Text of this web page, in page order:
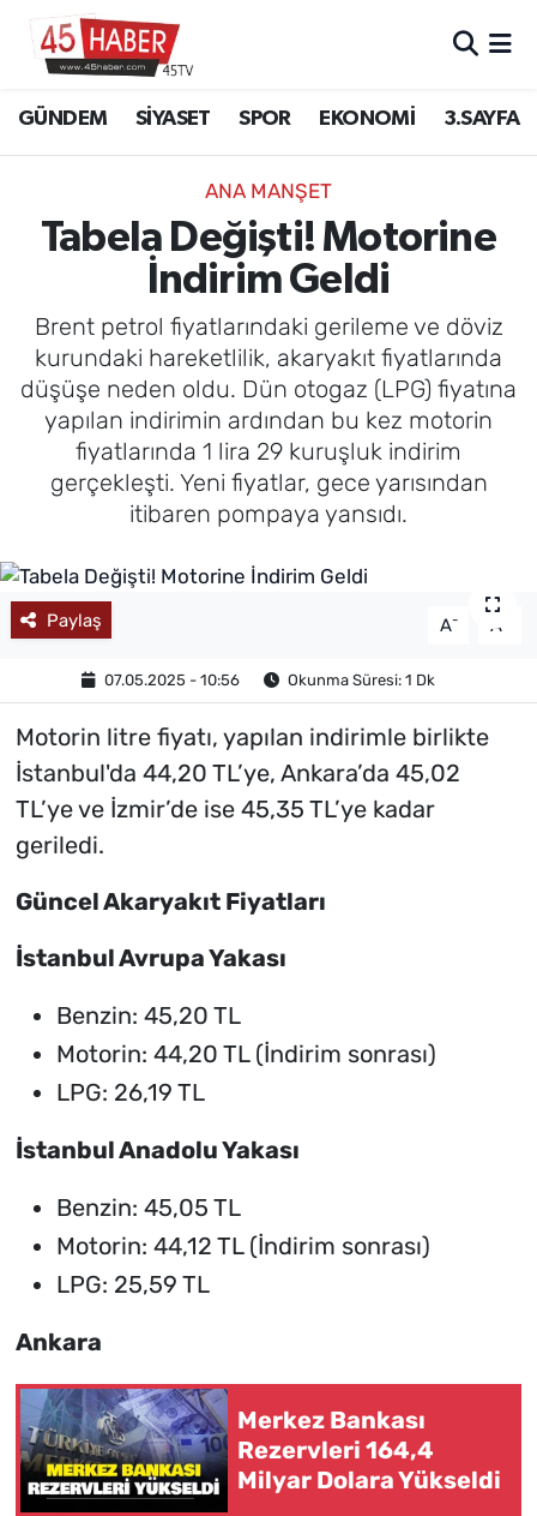
GÜNDEM SİYASET SPOR EKONOMİ 3.SAYFA
ANA MANŞET
Tabela Değişti! Motorine
İndirim Geldi
Brent petrol fiyatlarındaki gerileme ve döviz
kurundaki hareketlilik, akaryakıt fiyatlarında
düşüşe neden oldu. Dün otogaz (LPG) fiyatına
yapılan indirimin ardından bu kez motorin
fiyatlarında 1 lira 29 kuruşluk indirim
gerçekleşti. Yeni fiyatlar, gece yarısından
itibaren pompaya yansıdı.
Paylaş A- A
07.05.2025 - 10:56 Okunma Süresi: 1 Dk
Motorin litre fiyatı, yapılan indirimle birlikte
İstanbul'da 44,20 TL’ye, Ankara’da 45,02
TL’ye ve İzmir’de ise 45,35 TL’ye kadar
geriledi.
Güncel Akaryakıt Fiyatları
İstanbul Avrupa Yakası
Benzin: 45,20 TL
Motorin: 44,20 TL (İndirim sonrası)
LPG: 26,19 TL
İstanbul Anadolu Yakası
Benzin: 45,05 TL
Motorin: 44,12 TL (İndirim sonrası)
LPG: 25,59 TL
Ankara
Merkez Bankası
Rezervleri 164,4
Milyar Dolara Yükseldi
SİYASET
EKONOMİ
3.SAYFA
EĞİTİM
SAĞLIK
YAŞAM
MAGAZİN
Manisa Hava Durumu
Manisa Namaz Vakitleri
Manisa Trafik Yoğunluk Haritası
Süper Lig Puan Durumu ve Fikstür
Tüm Manşetler
Son Dakika Haberleri
Haber Arşivi